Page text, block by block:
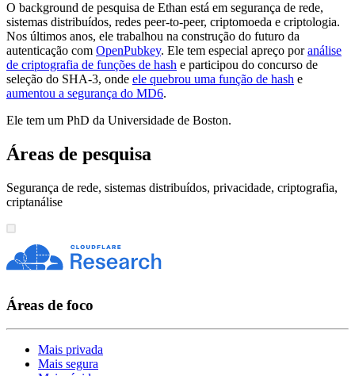
O background de pesquisa de Ethan está em segurança de rede,
sistemas distribuídos, redes peer-to-peer, criptomoeda e criptologia.
Nos últimos anos, ele trabalhou na construção do futuro da
autenticação com OpenPubkey. Ele tem especial apreço poranálise
de criptografia de funções de hash e participou do concurso de
seleção do SHA-3, onde ele quebrou uma função de hash e
aumentou a segurança do MD6.
Ele tem um PhD da Universidade de Boston.
Áreas de pesquisa
Segurança de rede, sistemas distribuídos, privacidade, criptografia,
criptanálise
Áreas de foco
Mais privada
Mais segura